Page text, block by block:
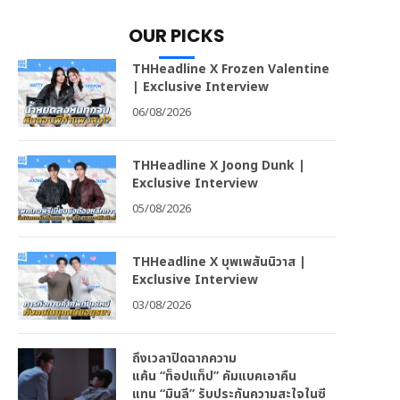
OUR PICKS
THHeadline X Frozen Valentine
| Exclusive Interview
06/08/2026
THHeadline X Joong Dunk |
Exclusive Interview
05/08/2026
THHeadline X บุพเพสันนิวาส |
Exclusive Interview
03/08/2026
ถึงเวลาปิดฉากความ
แค้น “ท็อปแท็ป” คัมแบคเอาคืน
แทน “มินลี” รับประกันความสะใจในซี